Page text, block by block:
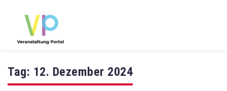
Tag: 12. Dezember 2024